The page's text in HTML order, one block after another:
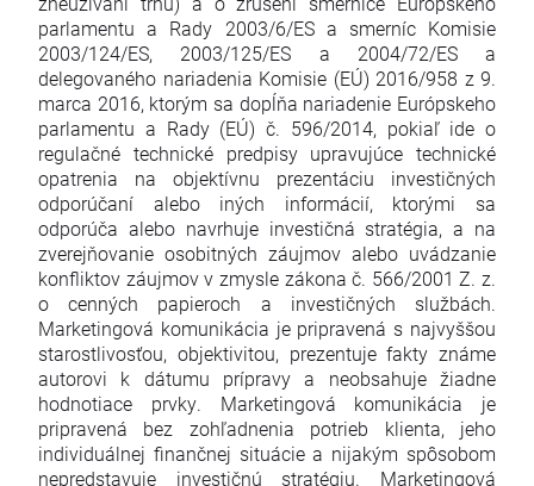
parlamentu a Rady 2003/6/ES a smerníc Komisie
2003/124/ES, 2003/125/ES a 2004/72/ES a
delegovaného nariadenia Komisie (EÚ) 2016/958 z 9.
marca 2016, ktorým sa dopĺňa nariadenie Európskeho
parlamentu a Rady (EÚ) č. 596/2014, pokiaľ ide o
regulačné technické predpisy upravujúce technické
opatrenia na objektívnu prezentáciu investičných
odporúčaní alebo iných informácií, ktorými sa
odporúča alebo navrhuje investičná stratégia, a na
zverejňovanie osobitných záujmov alebo uvádzanie
konfliktov záujmov v zmysle zákona č. 566/2001 Z. z.
o cenných papieroch a investičných službách.
Marketingová komunikácia je pripravená s najvyššou
starostlivosťou, objektivitou, prezentuje fakty známe
autorovi k dátumu prípravy a neobsahuje žiadne
hodnotiace prvky. Marketingová komunikácia je
pripravená bez zohľadnenia potrieb klienta, jeho
individuálnej finančnej situácie a nijakým spôsobom
nepredstavuje investičnú stratégiu. Marketingová